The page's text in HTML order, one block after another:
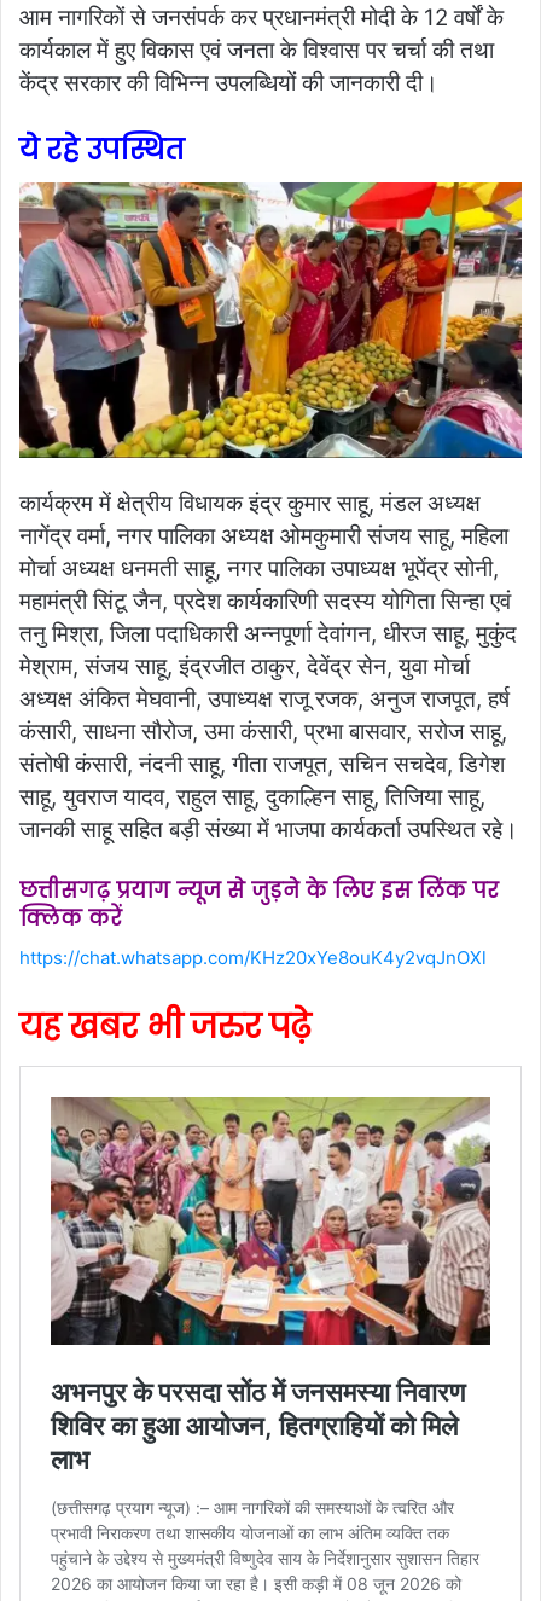
आम नागरिकों से जनसंपर्क कर प्रधानमंत्री मोदी के 12 वर्षों के
कार्यकाल में हुए विकास एवं जनता के विश्वास पर चर्चा की तथा
केंद्र सरकार की विभिन्न उपलब्धियों की जानकारी दी।
ये रहे उपस्थित
कार्यक्रम में क्षेत्रीय विधायक इंद्र कुमार साहू, मंडल अध्यक्ष
नागेंद्र वर्मा, नगर पालिका अध्यक्ष ओमकुमारी संजय साहू, महिला
मोर्चा अध्यक्ष धनमती साहू, नगर पालिका उपाध्यक्ष भूपेंद्र सोनी,
महामंत्री सिंटू जैन, प्रदेश कार्यकारिणी सदस्य योगिता सिन्हा एवं
तनु मिश्रा, जिला पदाधिकारी अन्नपूर्णा देवांगन, धीरज साहू, मुकुंद
मेश्राम, संजय साहू, इंद्रजीत ठाकुर, देवेंद्र सेन, युवा मोर्चा
अध्यक्ष अंकित मेघवानी, उपाध्यक्ष राजू रजक, अनुज राजपूत, हर्ष
कंसारी, साधना सौरोज, उमा कंसारी, प्रभा बासवार, सरोज साहू,
संतोषी कंसारी, नंदनी साहू, गीता राजपूत, सचिन सचदेव, डिगेश
साहू, युवराज यादव, राहुल साहू, दुकाल्हिन साहू, तिजिया साहू,
जानकी साहू सहित बड़ी संख्या में भाजपा कार्यकर्ता उपस्थित रहे।
छत्तीसगढ़ प्रयाग न्यूज से जुड़ने के लिए इस लिंक पर
क्लिक करें
https://chat.whatsapp.com/KHz20xYe8ouK4y2vqJnOXl
यह खबर भी जरुर पढ़े